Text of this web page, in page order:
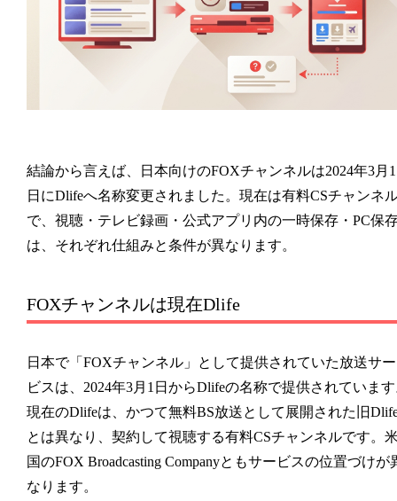
結論から言えば、日本向けのFOXチャンネルは2024年3月1
日にDlifeへ名称変更されました。現在は有料CSチャンネ
で、視聴・テレビ録画・公式アプリ内の一時保存・PC保
は、それぞれ仕組みと条件が異なります。
FOXチャンネルは現在Dlife
日本で「FOXチャンネル」として提供されていた放送サー
ビスは、2024年3月1日からDlifeの名称で提供されていま
現在のDlifeは、かつて無料BS放送として展開された旧
とは異なり、契約して視聴する有料CSチャンネルです。
国のFOX Broadcasting Companyともサービスの位置づけが
なります。